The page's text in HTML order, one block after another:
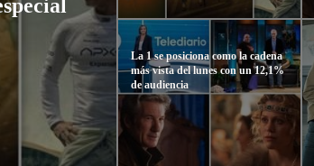
La 1 se posiciona como la cadena
más vista del lunes con un 12,1%
de audiencia